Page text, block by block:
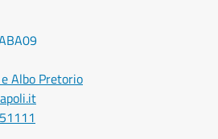
Albo Pretorio